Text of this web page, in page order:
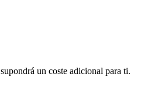
un coste adicional para ti.